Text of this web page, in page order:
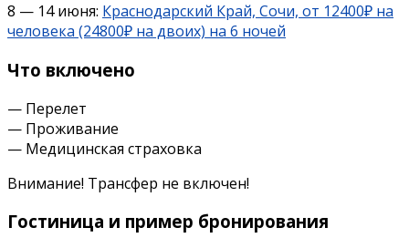
8 — 14 июня: Краснодарский Край, Сочи, от 12400₽ на
человека (24800₽ на двоих) на 6 ночей
Что включено
— Перелет
— Проживание
— Медицинская страховка
Внимание! Трансфер не включен!
Гостиница и пример бронирования